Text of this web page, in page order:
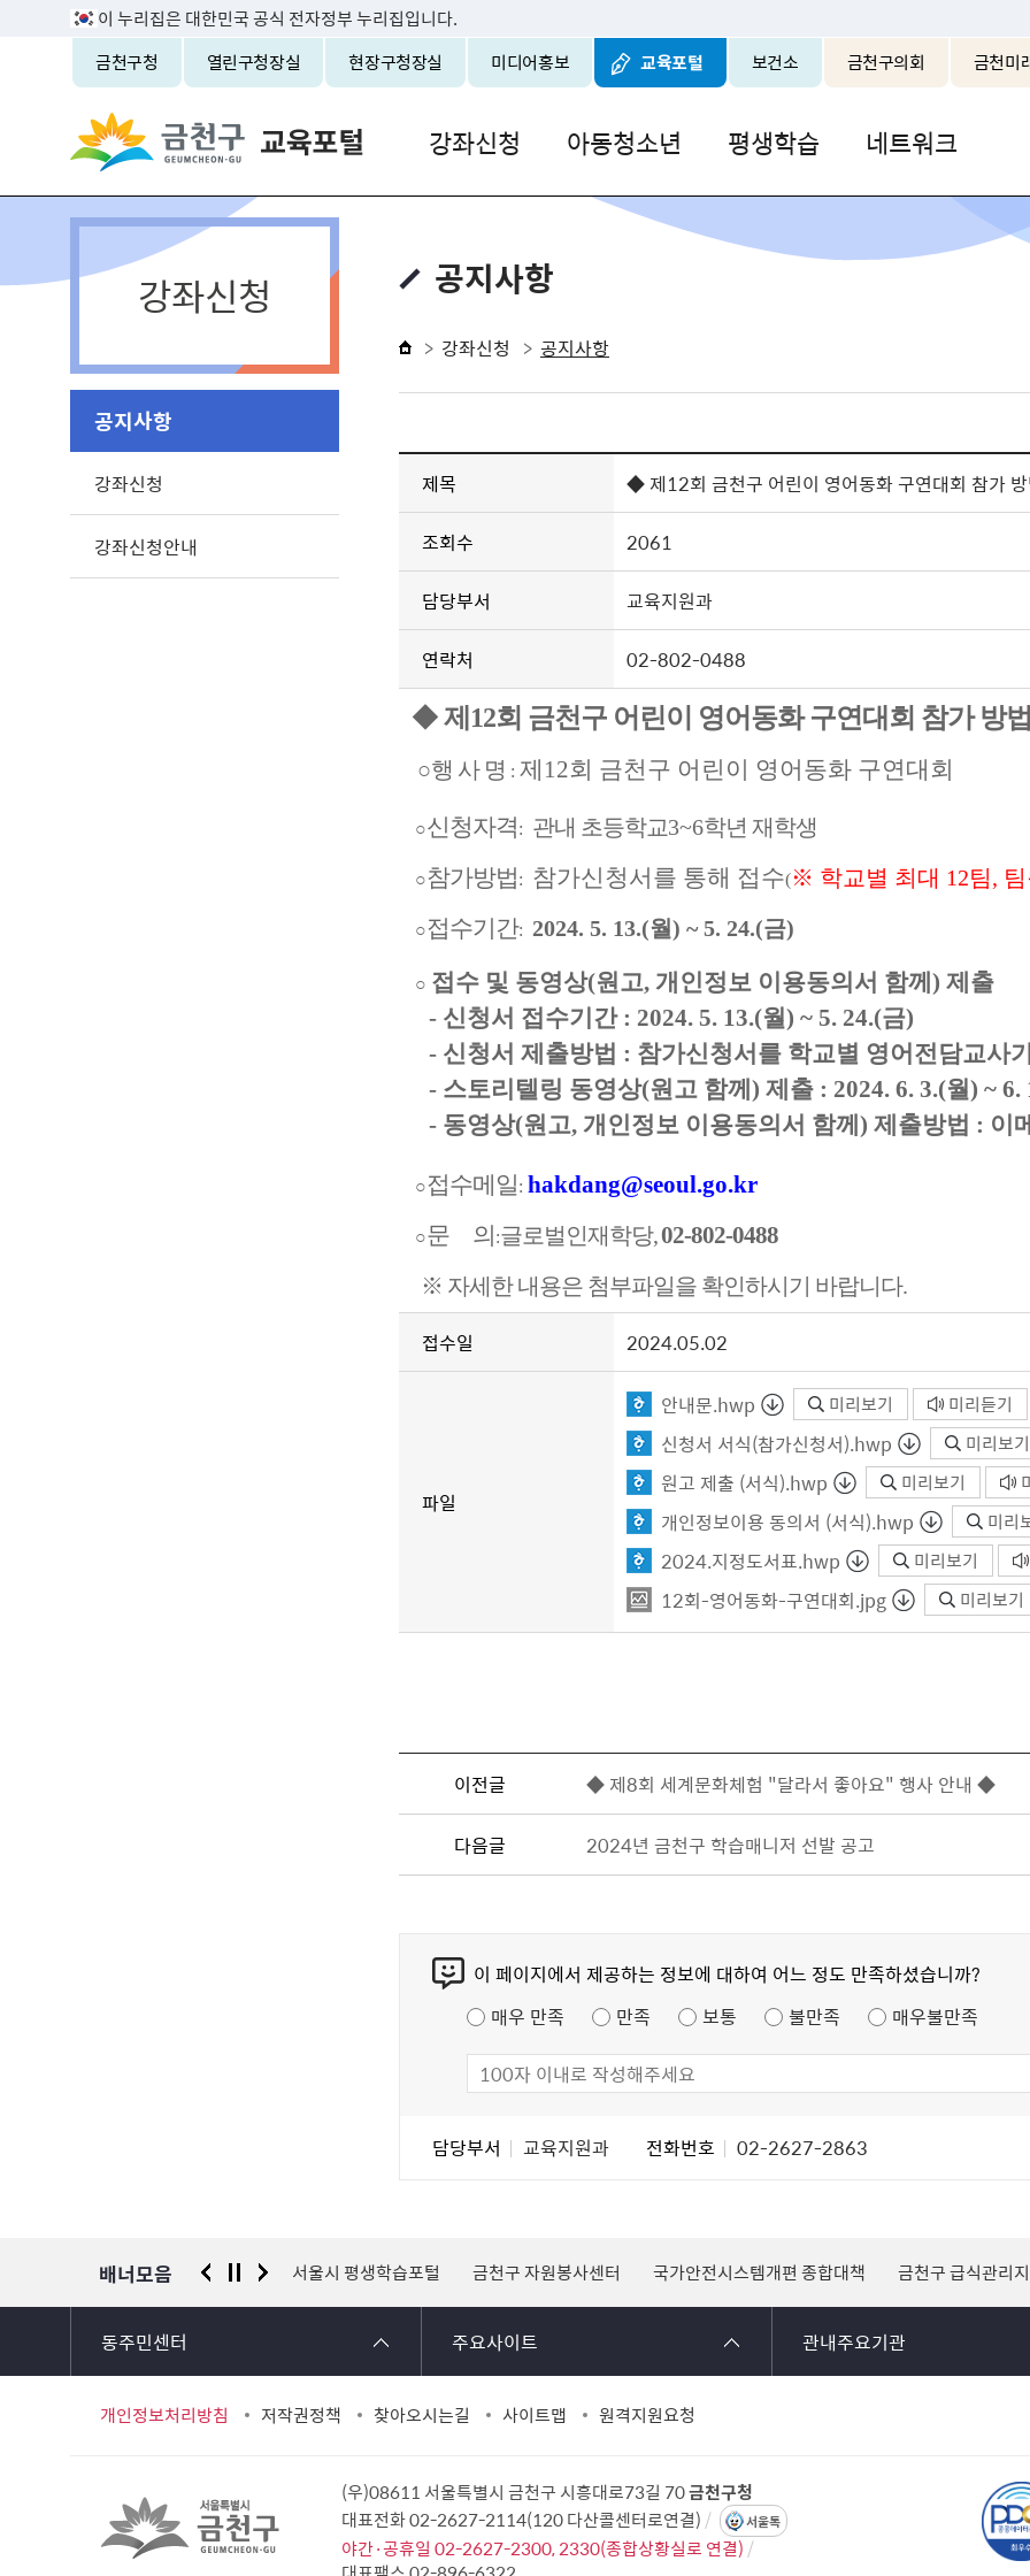
이 누리집은 대한민국 공식 전자정부 누리집입니다.
금천구청
열린구청장실 현장구청장실 미디어홍보 교육포털 보건소 금천구의회 금천미
강좌신청 아동청소년 평생학습 네트워크
강좌신청
공지사항
강좌신청
강좌신청안내
공지사항
강좌신청 공지사항
제목 ◆ 제12회 금천구 어린이 영어동화 구연대회 참가
조회수 2061
담당부서 교육지원과
연락처 02-802-0488
◆제12회 금천구 어린이 영어동화 구연대회 참가 방법
○행 사 명 : 제12회 금천구 어린이 영어동화 구연대회
○신청자격: 관내 초등학교3~6학년 재학생
○참가방법: 참가신청서를 통해 접수(※ 학교별 최대 12팀,
○접수기간: 2024. 5. 13.(월) ~ 5. 24.(금)
○ 접수 및 동영상(원고, 개인정보 이용동의서 함께) 제출
- 신청서 접수기간 : 2024. 5. 13.(월) ~ 5. 24.(금)
- 신청서 제출방법 : 참가신청서를 학교별 영어전담교사
- 스토리텔링 동영상(원고 함께) 제출 : 2024. 6. 3.(월) ~ 6.
- 동영상(원고, 개인정보 이용동의서 함께) 제출방법 : 이
○접수메일: hakdang@seoul.go.kr
○문 의 :글로벌인재학당,02-802-0488
※ 자세한 내용은 첨부파일을 확인하시기 바랍니다.
접수일 2024.05.02
파일
안내문.hwp 미리보기 미리듣기
신청서 서식(참가신청서).hwp 미리보기
원고 제출 (서식).hwp 미리보기
개인정보이용 동의서 (서식).hwp 미리
2024.지정도서표.hwp 미리보기
12회-영어동화-구연대회.jpg 미리보기
이전글 ◆ 제8회 세계문화체험 "달라서 좋아요" 행사 안내 ◆
다음글 2024년 금천구 학습매니저 선발 공고
이 페이지에서 제공하는 정보에 대하여 어느 정도 만족하셨습니까?
매우 만족
만족 보통 불만족 매우불만족
담당부서 교육지원과 전화번호 02-2627-2863
배너모음
경찰청 유실물 통합포털 서울시 평생학습포털 금천구 자원봉사센터 국가안전시스템개편 종합대책 금천구 급식관리
동주민센터 주요사이트 관내주요기관
개인정보처리방침 저작권정책 찾아오시는길 사이트맵 원격지원요청
(우)08611 서울특별시 금천구 시흥대로73길 70금천구청
대표전화 02-2627-2114(120 다산콜센터로연결)
서울톡
야간·공휴일 02-2627-2300, 2330(종합상황실로 연결)